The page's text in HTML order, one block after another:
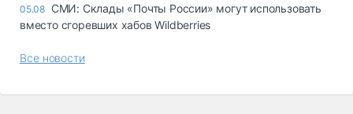
05.08 СМИ: Склады «Почты России» могут использовать
вместо сгоревших хабов Wildberries
Все новости